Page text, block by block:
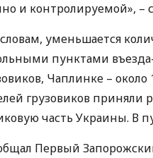
и контролируемой», –
уменьшается
пунктами въезда-
Чаплинке –
грузовиков приняли
часть Украины. В
Первый